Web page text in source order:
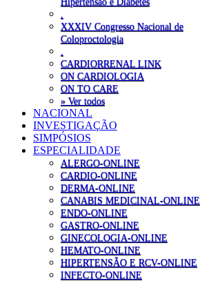
XXXIV Congresso Nacional de
Coloproctologia
CARDIORRENAL LINK
ON CARDIOLOGIA
ON TO CARE
» Ver todos
NACIONAL
INVESTIGAÇÃO
SIMPÓSIOS
ESPECIALIDADE
ALERGO-ONLINE
CARDIO-ONLINE
DERMA-ONLINE
CANABIS MEDICINAL-ONLINE
ENDO-ONLINE
GASTRO-ONLINE
GINECOLOGIA-ONLINE
HEMATO-ONLINE
HIPERTENSÃO E RCV-ONLINE
INFECTO-ONLINE